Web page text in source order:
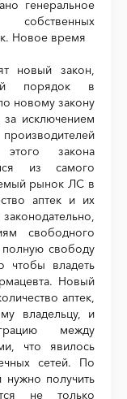
генеральное
Новое время
новый закон,
порядок в
новому закону
исключением
закона
из самого
рынок ЛС в
аптек и их
свободного
свободу
чтобы владеть
Новый
аптек,
владельцу, и
между
что явилось
сетей. По
нужно получить
не только